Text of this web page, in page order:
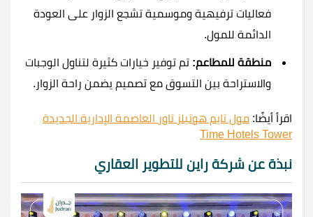
فعاليات ترفيهية وموسمية تشجع الزوار على العودة
الدائمة للمول.
منطقة للمطاعم: تم توفير خيارات كثيرة لتناول الوجبات
والاستراحة بين التسوق مع تصميم يضمن راحة الزوار.
اقرأ أيضًا: مول تايم هوتيلز تاور العاصمة الإدارية الجديدة
Time Hotels Tower
نبذة عن شركة راين للتطوير العقاري